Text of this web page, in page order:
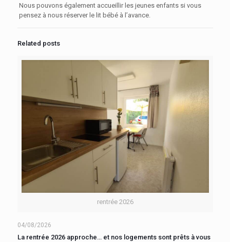
Nous pouvons également accueillir les jeunes enfants si vous
pensez à nous réserver le lit bébé à l’avance.
Related posts
rentrée 2026
04/08/2026
La rentrée 2026 approche… et nos logements sont prêts à vous